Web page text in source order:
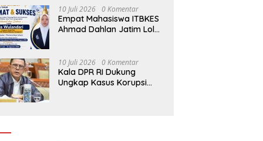
Ketahanan Pangan
Surabaya
10 Juli 2026 0 Komentar
Empat Mahasiswa ITBKES
Ahmad Dahlan Jatim Lolos
Nama Indonesia di Kancah
Global
10 Juli 2026 0 Komentar
Kala DPR RI Dukung
Ungkap Kasus Korupsi